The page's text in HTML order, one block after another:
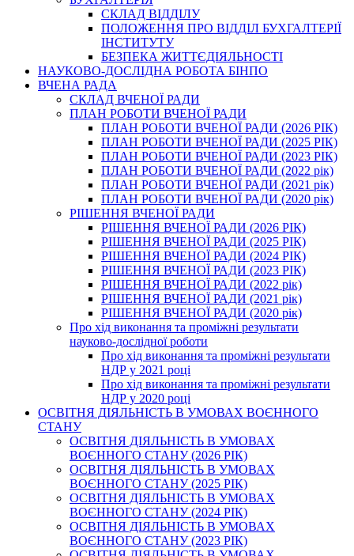
СКЛАД ВІДДІЛУ
ПОЛОЖЕННЯ ПРО ВІДДІЛ БУХГАЛТЕРІЇ
ІНСТИТУТУ
БЕЗПЕКА ЖИТТЄДІЯЛЬНОСТІ
НАУКОВО-ДОСЛІДНА РОБОТА БІНПО
ВЧЕНА РАДА
СКЛАД ВЧЕНОЇ РАДИ
ПЛАН РОБОТИ ВЧЕНОЇ РАДИ
ПЛАН РОБОТИ ВЧЕНОЇ РАДИ (2026 РІК)
ПЛАН РОБОТИ ВЧЕНОЇ РАДИ (2025 РІК)
ПЛАН РОБОТИ ВЧЕНОЇ РАДИ (2023 РІК)
ПЛАН РОБОТИ ВЧЕНОЇ РАДИ (2022 рік)
ПЛАН РОБОТИ ВЧЕНОЇ РАДИ (2021 рік)
ПЛАН РОБОТИ ВЧЕНОЇ РАДИ (2020 рік)
РІШЕННЯ ВЧЕНОЇ РАДИ
РІШЕННЯ ВЧЕНОЇ РАДИ (2026 РІК)
РІШЕННЯ ВЧЕНОЇ РАДИ (2025 РІК)
РІШЕННЯ ВЧЕНОЇ РАДИ (2024 РІК)
РІШЕННЯ ВЧЕНОЇ РАДИ (2023 РІК)
РІШЕННЯ ВЧЕНОЇ РАДИ (2022 рік)
РІШЕННЯ ВЧЕНОЇ РАДИ (2021 рік)
РІШЕННЯ ВЧЕНОЇ РАДИ (2020 рік)
Про хід виконання та проміжні результати
науково-дослідної роботи
Про хід виконання та проміжні результати
НДР у 2021 році
Про хід виконання та проміжні результати
НДР у 2020 році
ОСВІТНЯ ДІЯЛЬНІСТЬ В УМОВАХ ВОЄННОГО
СТАНУ
ОСВІТНЯ ДІЯЛЬНІСТЬ В УМОВАХ
ВОЄННОГО СТАНУ (2026 РІК)
ОСВІТНЯ ДІЯЛЬНІСТЬ В УМОВАХ
ВОЄННОГО СТАНУ (2025 РІК)
ОСВІТНЯ ДІЯЛЬНІСТЬ В УМОВАХ
ВОЄННОГО СТАНУ (2024 РІК)
ОСВІТНЯ ДІЯЛЬНІСТЬ В УМОВАХ
ВОЄННОГО СТАНУ (2023 РІК)